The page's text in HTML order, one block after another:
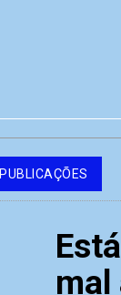
PUBLICAÇÕES
mal